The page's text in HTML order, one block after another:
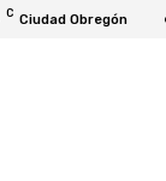
C Ciudad Obregón